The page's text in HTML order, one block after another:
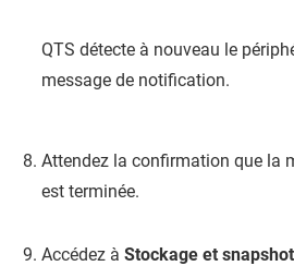
QTS détecte à nouveau le
message de notification.
Attendez la confirmation que la
est terminée.
Accédez à Stockage et